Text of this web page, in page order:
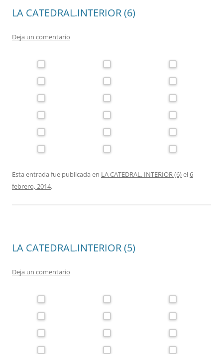
LA CATEDRAL.INTERIOR (6)
Deja un comentario
Esta entrada fue publicada en LA CATEDRAL. INTERIOR (6)el6
febrero, 2014.
LA CATEDRAL.INTERIOR (5)
Deja un comentario